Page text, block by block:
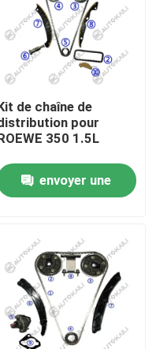
de chaîne de
pour
350 1.5L
envoyer une